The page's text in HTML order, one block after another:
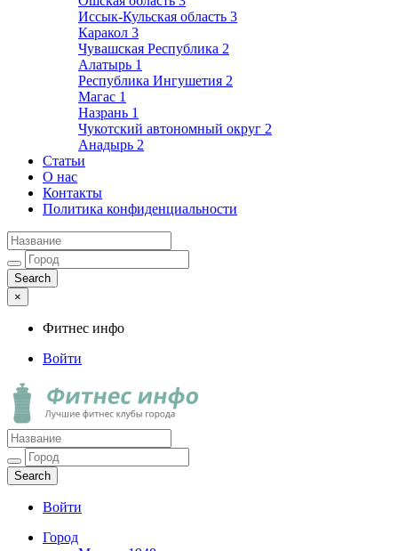
Иссык-Кульская область 3
Каракол 3
Чувашская Республика 2
Алатырь 1
Республика Ингушетия 2
Магас 1
Назрань 1
Чукотский автономный округ 2
Анадырь 2
Статьи
О нас
Контакты
Политика конфиденциальности
×
Фитнес инфо
Войти
Фитнес инфо
Лучшие фитнес клубы города
Войти
Город